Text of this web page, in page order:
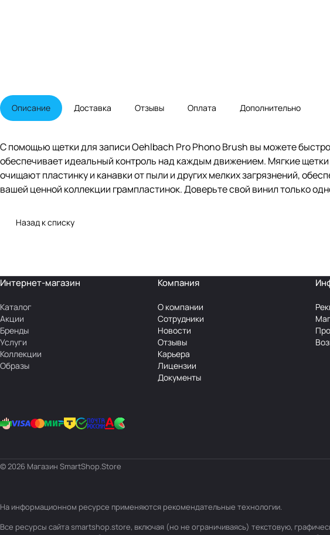
Описание Доставка Отзывы Оплата Дополнительно
С помощью щетки для записи Oehlbach Pro Phono Brush вы можете
обеспечивает идеальный контроль над каждым движением. Мягкие
очищают пластинку и канавки от пыли и других мелких загрязнений,
вашей ценной коллекции грампластинок. Доверьте свой винил только
Назад к списку
Интернет-магазин
Каталог
Акции
Бренды
Услуги
Коллекции
Образы
Компания
О компании
Сотрудники
Новости
Отзывы
Карьера
Лицензии
Документы
© 2026 Магазин SmartShop.Store
На информационном ресурсе применяются рекомендательные технологии.
Все ресурсы сайта smartshop.store, включая (но не ограничиваясь) текстовую,